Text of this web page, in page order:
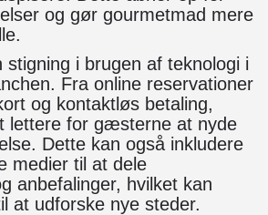
og gør gourmetmad mere
stigning i brugen af teknologi i
Fra online reservationer
og kontaktløs betaling,
lettere for gæsterne at nyde
Dette kan også inkludere
medier til at dele
anbefalinger, hvilket kan
at udforske nye steder.